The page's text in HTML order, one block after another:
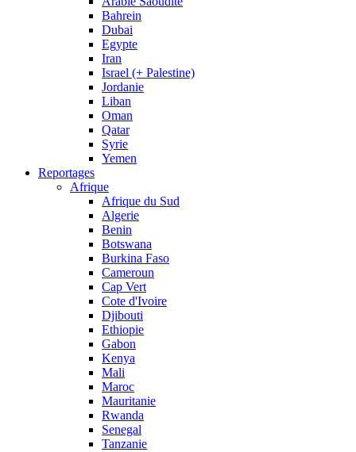
Bahrein
Dubai
Egypte
Iran
Israel (+ Palestine)
Jordanie
Liban
Oman
Qatar
Syrie
Yemen
Reportages
Afrique
Afrique du Sud
Algerie
Benin
Botswana
Burkina Faso
Cameroun
Cap Vert
Cote d'Ivoire
Djibouti
Ethiopie
Gabon
Kenya
Mali
Maroc
Mauritanie
Rwanda
Senegal
Tanzanie